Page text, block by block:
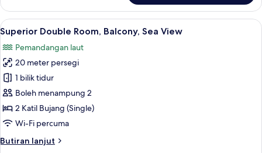
Double
Room,
Terrace
Lihat
semua
foto
untuk
Superior
Double
Room,
Balcony,
View
Peralatan tempat tidur premium, bar
15
Superior Double Room, Balcony, Sea View
Pemandangan laut
20 meter persegi
1 bilik tidur
Boleh menampung 2
2 Katil Bujang (Single)
Wi-Fi percuma
Butiran lanjut
Butiran